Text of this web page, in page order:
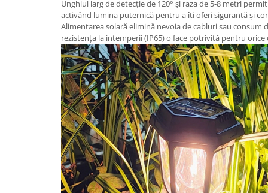
Cose / Coliere plastic
Pistoale de lipit si accesorii
taiat,accesorii pentru gaurit si
Accesorii camping
Conetica si conexiuni
Unghiul larg de detecție de 120° și raza de 5-8 metri
activând lumina puternică pentru a îți oferi siguranță și
Alimentarea solară elimină nevoia de cabluri sau consum
rezistența la intemperii (IP65) o face potrivită pentru